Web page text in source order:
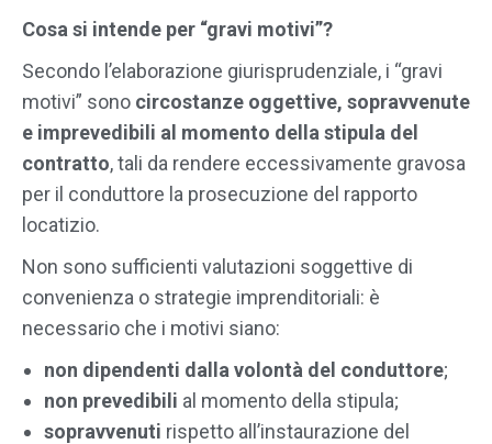
Cosa si intende per “gravi motivi”?
Secondo l’elaborazione giurisprudenziale, i “gravi
motivi” sono circostanze oggettive, sopravvenute
e imprevedibili al momento della stipula del
contratto, tali da rendere eccessivamente gravosa
per il conduttore la prosecuzione del rapporto
locatizio.
Non sono sufficienti valutazioni soggettive di
convenienza o strategie imprenditoriali: è
necessario che i motivi siano:
non dipendenti dalla volontà del conduttore;
non prevedibili al momento della stipula;
sopravvenuti rispetto all’instaurazione del